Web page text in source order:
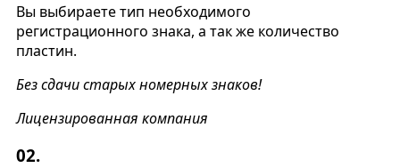
Вы выбираете тип необходимого
регистрационного знака, а так же количество
пластин.
Без сдачи старых номерных знаков!
Лицензированная компания
02.